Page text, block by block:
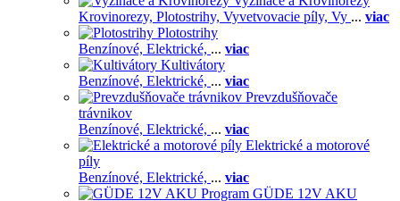
Krovinorezy, Plotostrihy, Vyvetvovacie píly, Vy ... viac
Plotostrihy
Benzínové, Elektrické, ... viac
Kultivátory
Benzínové, Elektrické, ... viac
Prevzdušňovače
trávnikov
Benzínové, Elektrické, ... viac
Elektrické a motorové
píly
Benzínové, Elektrické, ... viac
GÜDE 12V AKU